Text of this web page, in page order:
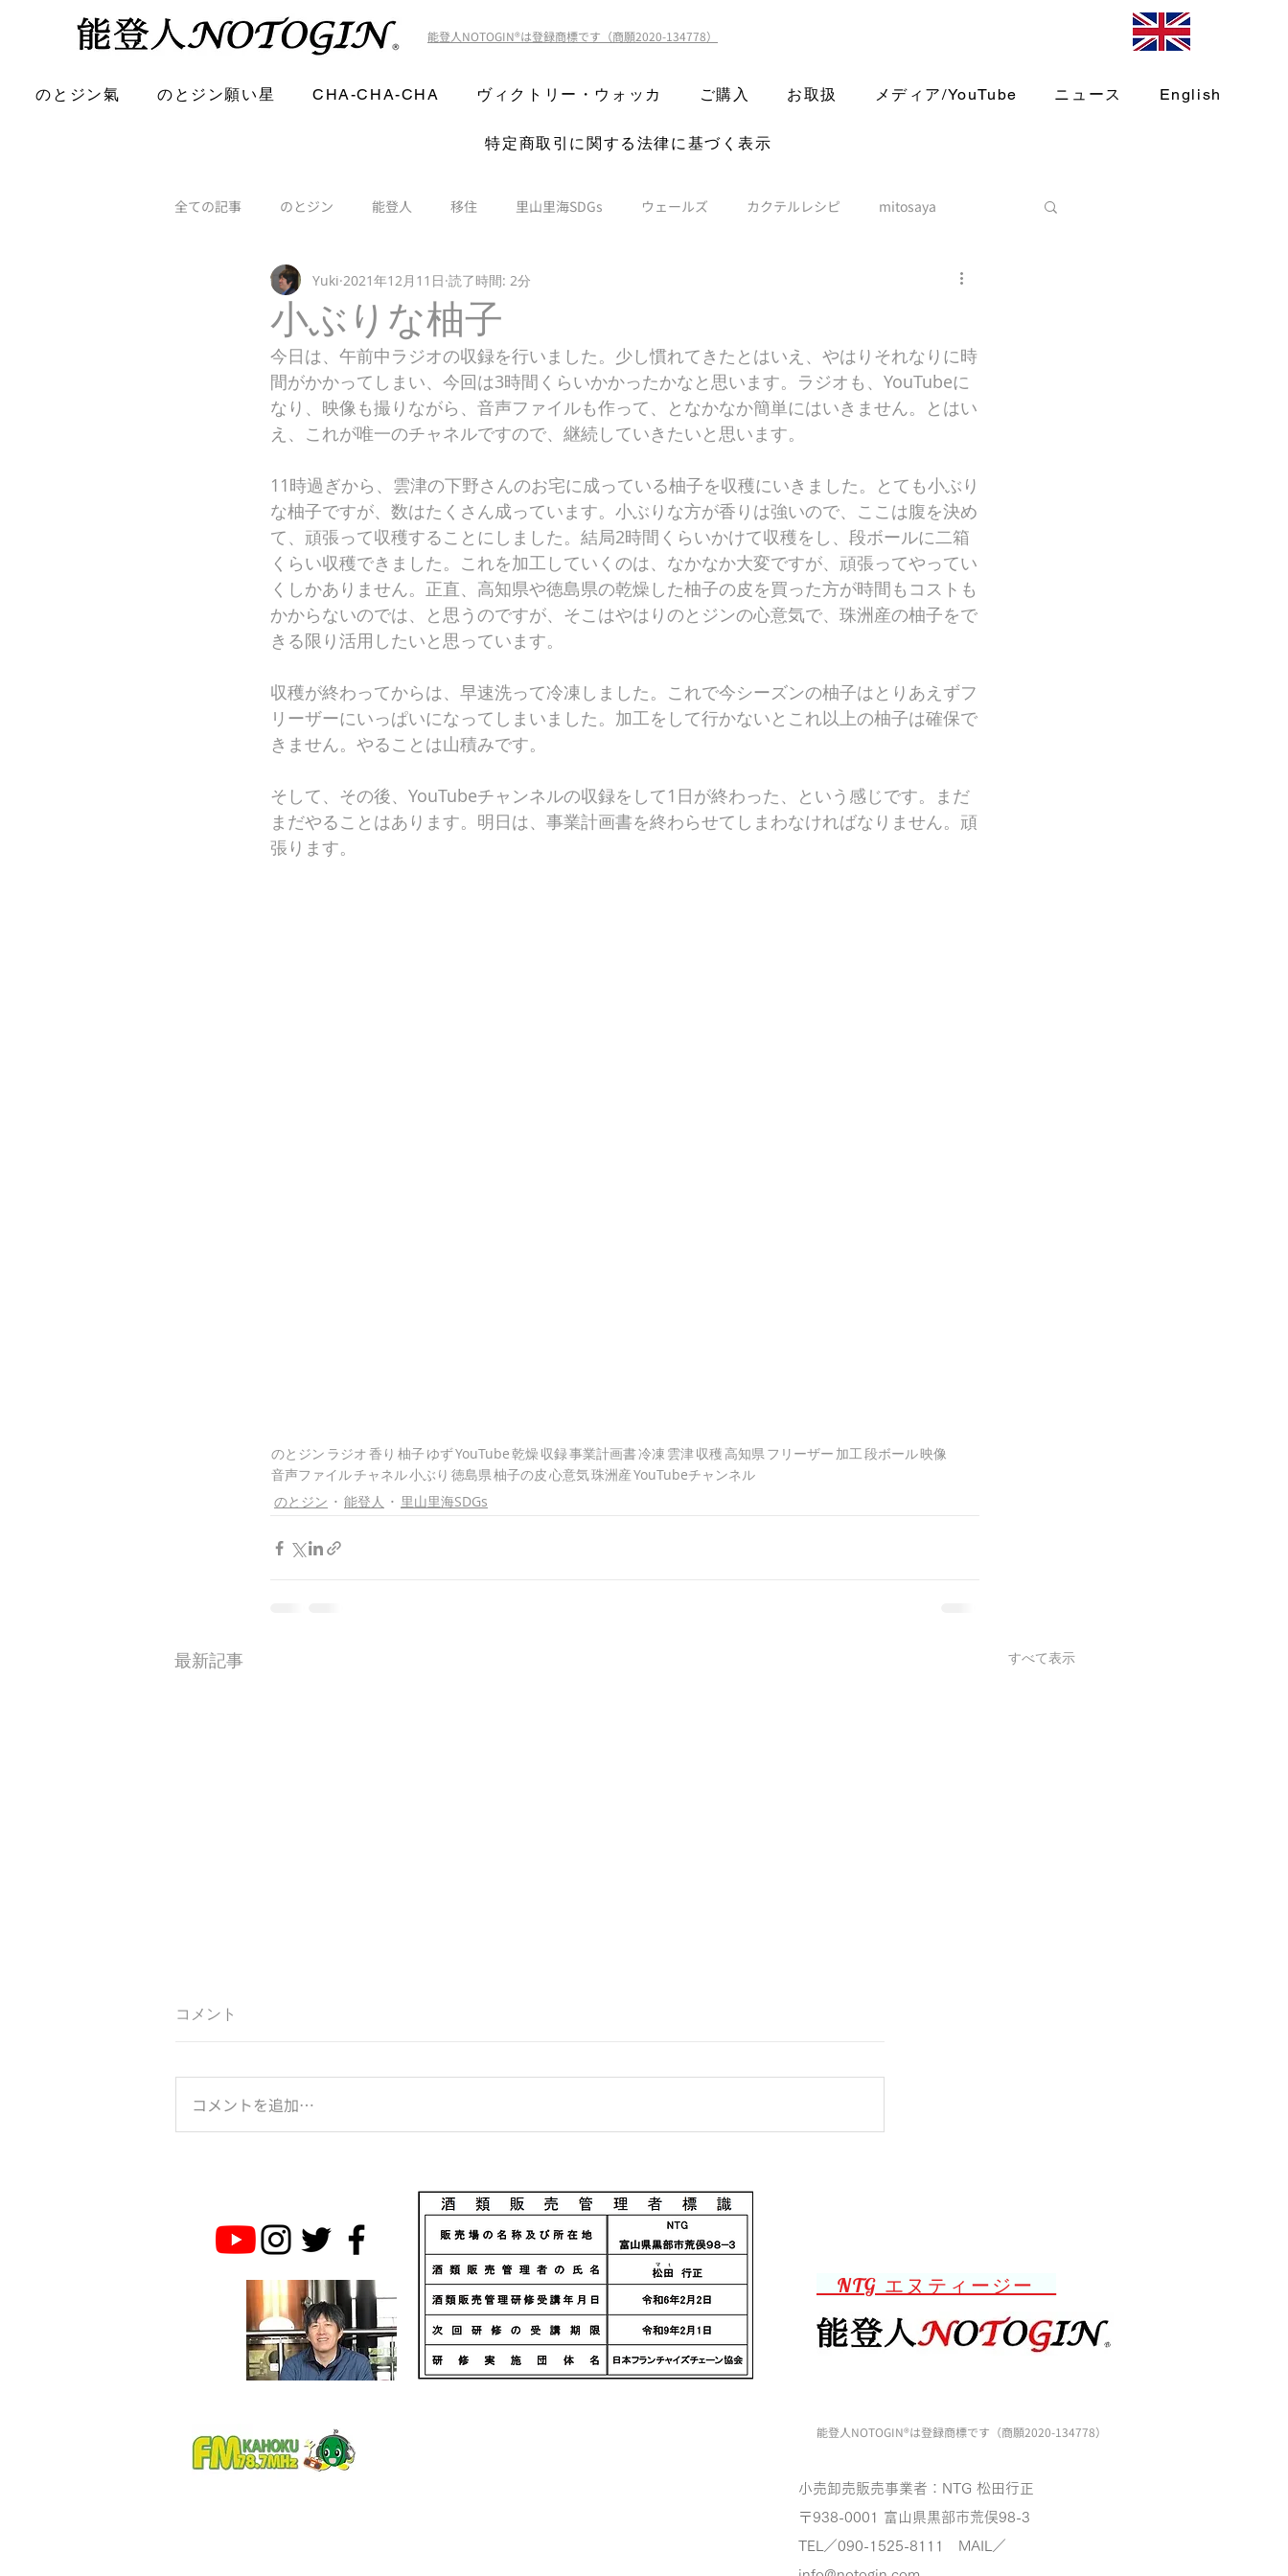
能登人NOTOGIN®️は登録商標です（商願2020-134778）
のとジン氣 のとジン願い星 CHA-CHA-CHA ヴィクトリー・ウォッカ ご購入 お取扱 メディア/YouTube ニュース English
特定商取引に関する法律に基づく表示
全ての記事 のとジン 能登人 移住 里山里海SDGs ウェールズ カクテルレシピ mitosaya
小ぶりな柚子
Yuki 2021年12月11日 読了時間: 2分
今日は、午前中ラジオの収録を行いました。少し慣れてきたとはいえ、やはりそれなりに時
間がかかってしまい、今回は3時間くらいかかったかなと思います。ラジオも、YouTubeに
なり、映像も撮りながら、音声ファイルも作って、となかなか簡単にはいきません。とはい
え、これが唯一のチャネルですので、継続していきたいと思います。
11時過ぎから、雲津の下野さんのお宅に成っている柚子を収穫にいきました。とても小ぶり
な柚子ですが、数はたくさん成っています。小ぶりな方が香りは強いので、ここは腹を決め
て、頑張って収穫することにしました。結局2時間くらいかけて収穫をし、段ボールに二箱
くらい収穫できました。これを加工していくのは、なかなか大変ですが、頑張ってやってい
くしかありません。正直、高知県や徳島県の乾燥した柚子の皮を買った方が時間もコストも
かからないのでは、と思うのですが、そこはやはりのとジンの心意気で、珠洲産の柚子をで
きる限り活用したいと思っています。
収穫が終わってからは、早速洗って冷凍しました。これで今シーズンの柚子はとりあえずフ
リーザーにいっぱいになってしまいました。加工をして行かないとこれ以上の柚子は確保で
きません。やることは山積みです。
そして、その後、YouTubeチャンネルの収録をして1日が終わった、という感じです。まだ
まだやることはあります。明日は、事業計画書を終わらせてしまわなければなりません。頑
張ります。
のとジン ラジオ香り 柚子 ゆずYouTube乾燥 収録事業計画書冷凍 雲津収穫 高知県フリーザー 加工段ボール映像
音声ファイルチャネル小ぶり 徳島県柚子の皮心意気珠洲産YouTubeチャンネル
のとジン
能登人 里山里海SDGs
最新記事 すべて表示
コメント
コメントを追加…
NTG エヌティージー
能登人NOTOGIN®️は登録商標です（商願2020-134778）
小売卸売販売事業者：NTG 松田行正
〒938-0001 富山県黒部市荒俣98-3
TEL／090-1525-8111 MAIL／